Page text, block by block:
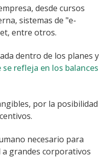
desde cursos
sistemas de "e-
entre otros.
dentro de los planes y
refleja en los balances
por la posibilidad
necesario para
grandes corporativos